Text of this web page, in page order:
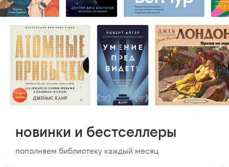
новинки и бестселлеры
пополняем библиотеку каждый месяц